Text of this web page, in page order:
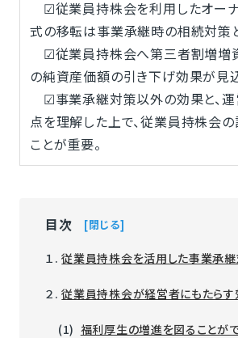
☑従業員持株会を利用したオー
式の移転は事業承継時の相続対策
☑従業員持株会へ第三者割増増
の純資産価額の引き下げ効果が見
☑事業承継対策以外の効果と、
点を理解した上で、従業員持株会
ことが重要。
目次 閉じる
１. 従業員持株会を活用した事業承
２. 従業員持株会が経営者にもたらす
(1) 福利厚生の増進を図ることが